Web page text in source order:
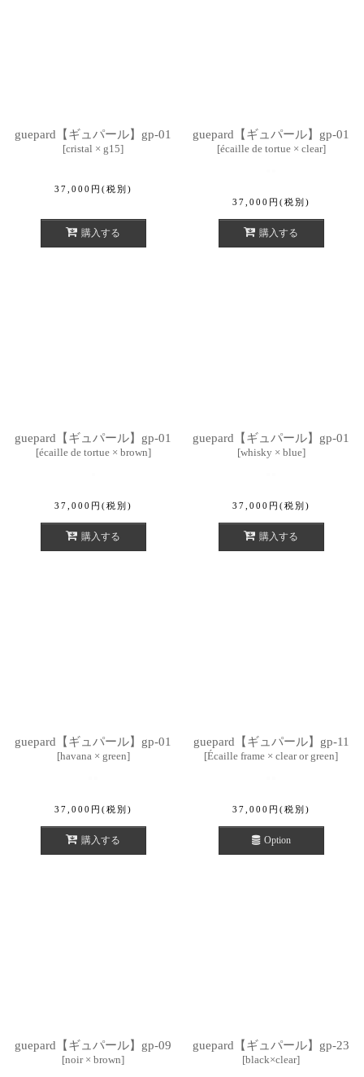
guepard【ギュパール】gp-01
[cristal × g15]
37,000 円 (税別)
購入する
guepard【ギュパール】gp-01
[écaille de tortue × clear]
37,000 円 (税別)
購入する
guepard【ギュパール】gp-01
[écaille de tortue × brown]
37,000 円 (税別)
購入する
guepard【ギュパール】gp-01
[whisky × blue]
37,000 円 (税別)
購入する
guepard【ギュパール】gp-01
[havana × green]
37,000 円 (税別)
購入する
guepard【ギュパール】gp-11
[Écaille frame × clear or green]
37,000 円 (税別)
Option
guepard【ギュパール】gp-09
[noir × brown]
guepard【ギュパール】gp-23
[black×clear]